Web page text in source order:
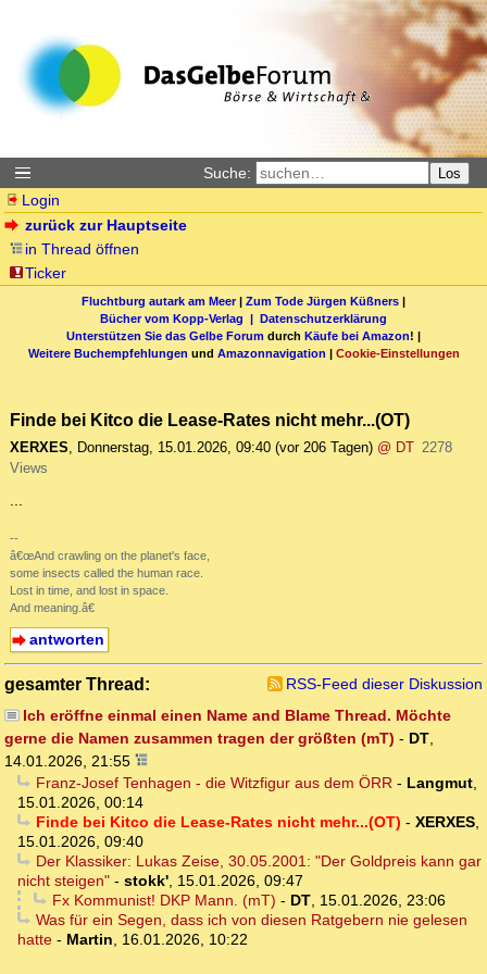
Suche: Los
Login
zurück zur Hauptseite
in Thread öffnen
Ticker
Fluchtburg autark am Meer| Zum Tode Jürgen Küßners |
Bücher vom Kopp-Verlag | Datenschutzerklärung
Unterstützen Sie das Gelbe Forum durch Käufe bei Amazon! |
Weitere Buchempfehlungen und Amazonnavigation | Cookie-Einstellungen
Finde bei Kitco die Lease-Rates nicht mehr...(OT)
XERXES, Donnerstag, 15.01.2026, 09:40 (vor 206 Tagen) @ DT 2278
Views
...
--
â€œAnd crawling on the planet's face,
some insects called the human race.
Lost in time, and lost in space.
And meaning.â€
antworten
gesamter Thread:
RSS-Feed dieser Diskussion
Ich eröffne einmal einen Name and Blame Thread. Möchte
gerne die Namen zusammen tragen der größten (mT) - DT,
14.01.2026, 21:55
Franz-Josef Tenhagen - die Witzfigur aus dem ÖRR- Langmut,
15.01.2026, 00:14
Finde bei Kitco die Lease-Rates nicht mehr...(OT) - XERXES,
15.01.2026, 09:40
Der Klassiker: Lukas Zeise, 30.05.2001: "Der Goldpreis kann gar
nicht steigen" - stokk', 15.01.2026, 09:47
Fx Kommunist! DKP Mann. (mT) - DT, 15.01.2026, 23:06
Was für ein Segen, dass ich von diesen Ratgebern nie gelesen
hatte - Martin, 16.01.2026, 10:22